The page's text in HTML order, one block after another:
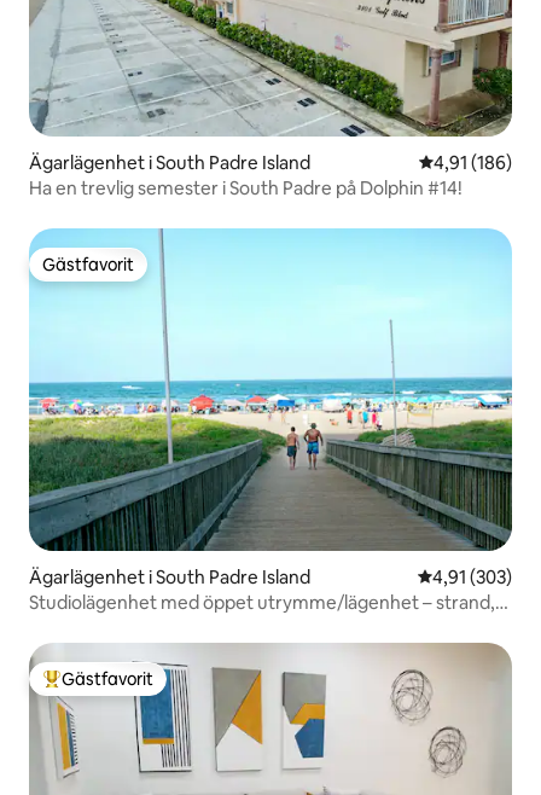
Ägarlägenhet i South Padre Island 4,91 av 5 i
4,91 (186)
Ha en trevlig semester i South Padre på Dolphin #14!
Gästfavorit
Gästfavorit
Ägarlägenhet i South Padre Island 4,91 av 5 i
4,91 (303)
Studiolägenhet med öppet utrymme/lägenhet – strand,
Populär gästfavorit
Gästfavorit